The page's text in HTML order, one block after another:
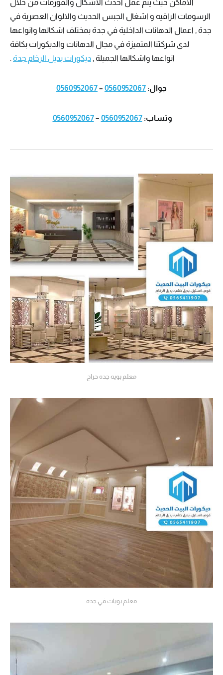
الاماكن حيث يتم عمل احدث الاشكال والفورمات من خلال
الرسومات الراقيه و اشغال الجبس الحديث والالوان العصرية في
جدة , اعمال الدهانات الداخلية في جدة بمختلف اشكالها وانواعها
لدى شركتنا المتميزة في مجال الدهانات والديكورات بكافة
انواعها واشكالها الجميلة , ديكورات بديل الرخام جدة .
جوال: 0560952067
–
0560952067
وتساب:0560952067
–
0560952067
معلم بويه جده حراج
معلم بويات في جده